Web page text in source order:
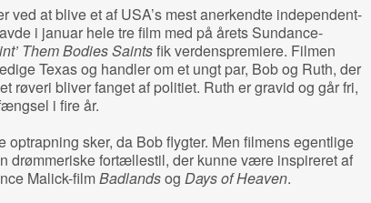
ved at blive et af USA’s mest anerkendte independent-
i januar hele tre film med på årets Sundance-
Them Bodies Saintsfik verdenspremiere. Filmen
Texas og handler om et ungt par, Bob og Ruth, der
røveri bliver fanget af politiet. Ruth er gravid og går fri,
i fire år.
optrapning sker, da Bob flygter. Men filmens egentlige
drømmeriske fortællestil, der kunne være inspireret af
Malick-filmBadlandsog Days of Heaven.